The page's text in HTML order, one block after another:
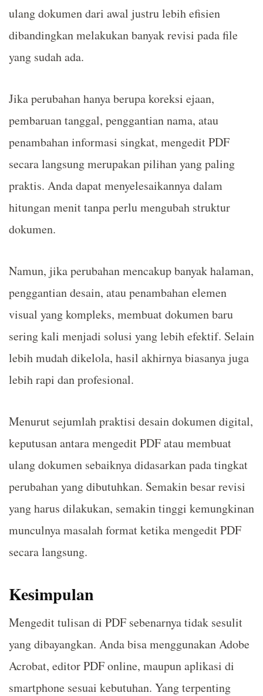
ulang dokumen dari awal justru lebih efisien
dibandingkan melakukan banyak revisi pada file
yang sudah ada.
Jika perubahan hanya berupa koreksi ejaan,
pembaruan tanggal, penggantian nama, atau
penambahan informasi singkat, mengedit PDF
secara langsung merupakan pilihan yang paling
praktis. Anda dapat menyelesaikannya dalam
hitungan menit tanpa perlu mengubah struktur
dokumen.
Namun, jika perubahan mencakup banyak halaman,
penggantian desain, atau penambahan elemen
visual yang kompleks, membuat dokumen baru
sering kali menjadi solusi yang lebih efektif. Selain
lebih mudah dikelola, hasil akhirnya biasanya juga
lebih rapi dan profesional.
Menurut sejumlah praktisi desain dokumen digital,
keputusan antara mengedit PDF atau membuat
ulang dokumen sebaiknya didasarkan pada tingkat
perubahan yang dibutuhkan. Semakin besar revisi
yang harus dilakukan, semakin tinggi kemungkinan
munculnya masalah format ketika mengedit PDF
secara langsung.
Kesimpulan
Mengedit tulisan di PDF sebenarnya tidak sesulit
yang dibayangkan. Anda bisa menggunakan Adobe
Acrobat, editor PDF online, maupun aplikasi di
smartphone sesuai kebutuhan. Yang terpenting